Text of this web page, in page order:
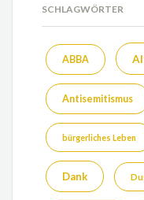
SCHLAGWÖRTER
ABBA
Antisemitismus
bürgerliches Leben
Dank